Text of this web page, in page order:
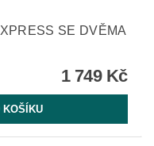
SE DVĚMA
1 749 Kč